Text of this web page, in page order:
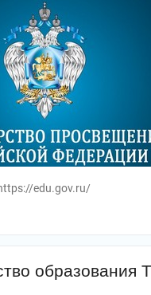
edu.gov.ru/
образования